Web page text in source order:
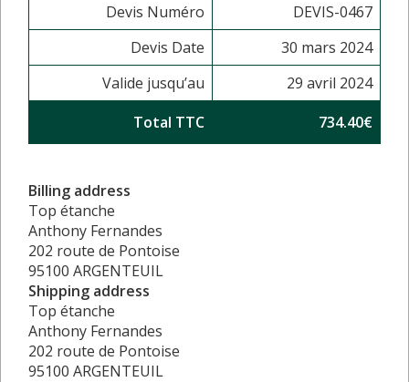
Devis Numéro
DEVIS-0467
Devis Date
30 mars 2024
Valide jusqu’au
29 avril 2024
Total TTC
734.40€
Billing address
Top étanche
Anthony Fernandes
202 route de Pontoise
95100 ARGENTEUIL
Shipping address
Top étanche
Anthony Fernandes
202 route de Pontoise
95100 ARGENTEUIL